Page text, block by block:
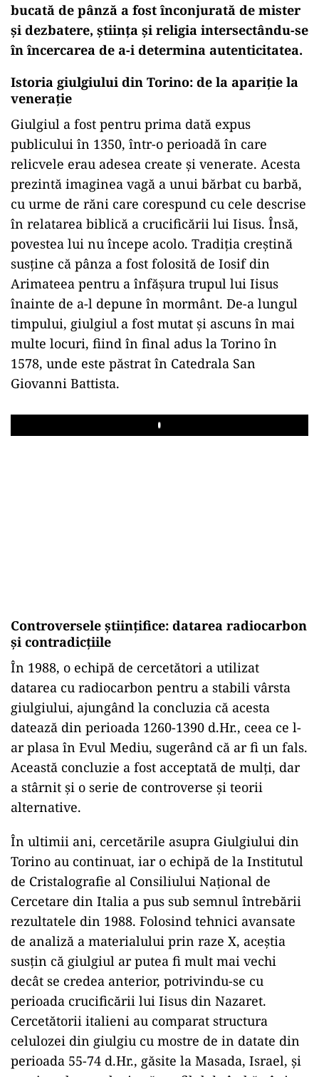
bucată de pânză a fost înconjurată de mister
și dezbatere, știința și religia intersectându-se
în încercarea de a-i determina autenticitatea.
Istoria giulgiului din Torino: de la apariție la
venerație
Giulgiul a fost pentru prima dată expus
publicului în 1350, într-o perioadă în care
relicvele erau adesea create și venerate. Acesta
prezintă imaginea vagă a unui bărbat cu barbă,
cu urme de răni care corespund cu cele descrise
în relatarea biblică a crucificării lui Iisus. Însă,
povestea lui nu începe acolo. Tradiția creștină
susține că pânza a fost folosită de Iosif din
Arimateea pentru a înfășura trupul lui Iisus
înainte de a-l depune în mormânt. De-a lungul
timpului, giulgiul a fost mutat și ascuns în mai
multe locuri, fiind în final adus la Torino în
1578, unde este păstrat în Catedrala San
Giovanni Battista.
Play
Controversele științifice: datarea radiocarbon
și contradicțiile
În 1988, o echipă de cercetători a utilizat
datarea cu radiocarbon pentru a stabili vârsta
giulgiului, ajungând la concluzia că acesta
datează din perioada 1260-1390 d.Hr., ceea ce l-
ar plasa în Evul Mediu, sugerând că ar fi un fals.
Această concluzie a fost acceptată de mulți, dar
a stârnit și o serie de controverse și teorii
alternative.
În ultimii ani, cercetările asupra Giulgiului din
Torino au continuat, iar o echipă de la Institutul
de Cristalografie al Consiliului Național de
Cercetare din Italia a pus sub semnul întrebării
rezultatele din 1988. Folosind tehnici avansate
de analiză a materialului prin raze X, aceștia
susțin că giulgiul ar putea fi mult mai vechi
decât se credea anterior, potrivindu-se cu
perioada crucificării lui Iisus din Nazaret.
Cercetătorii italieni au comparat structura
celulozei din giulgiu cu mostre de in datate din
perioada 55-74 d.Hr., găsite la Masada, Israel, și